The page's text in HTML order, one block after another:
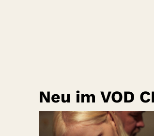
Neu im VOD